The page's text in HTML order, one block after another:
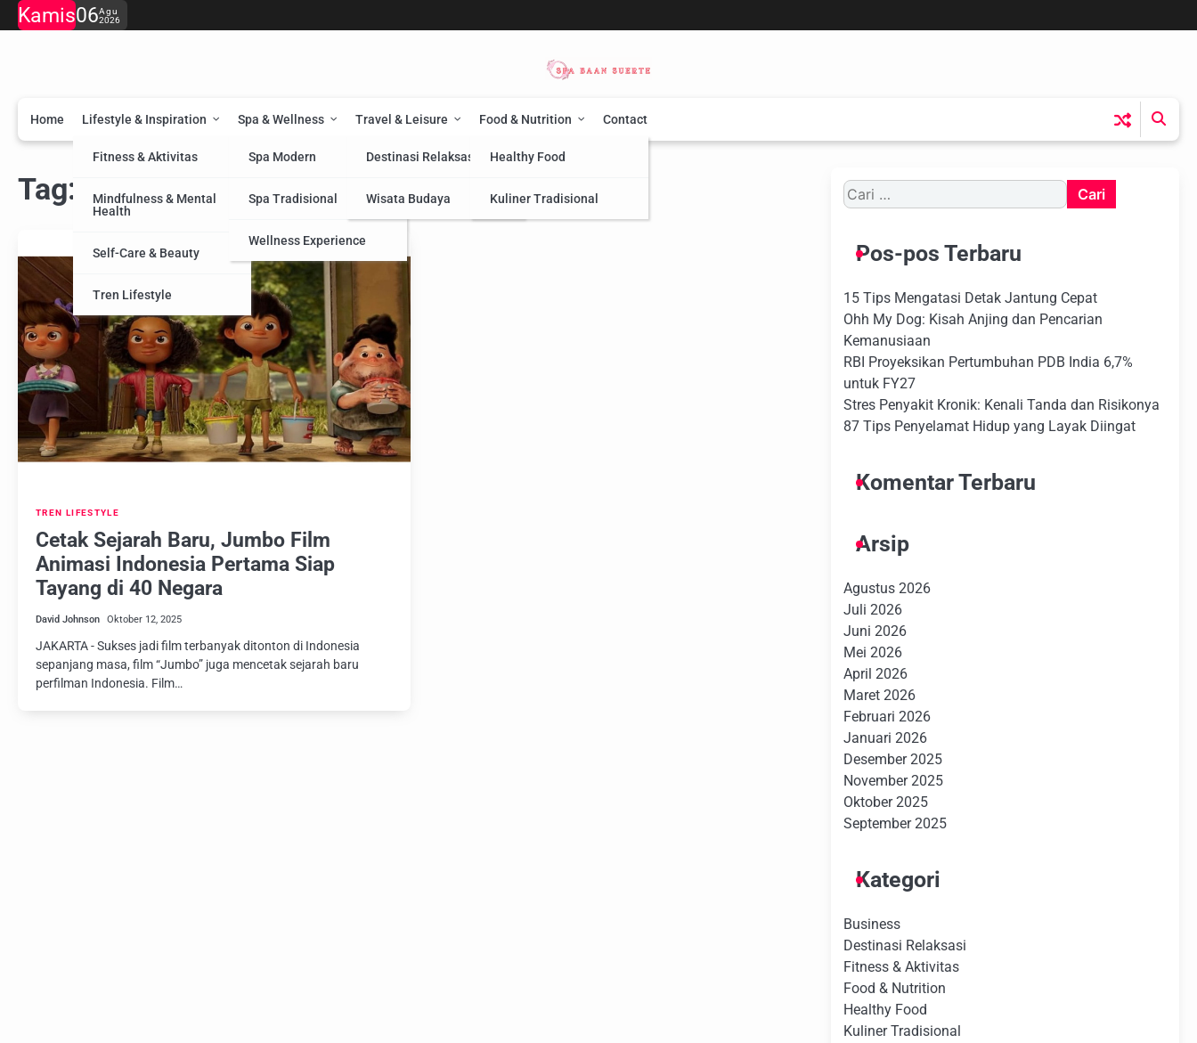
Skip
to
Kamis06Agu
2026
Home Lifestyle & Inspiration
Fitness & Aktivitas
Mindfulness & Mental
Health
Self-Care & Beauty
Tren Lifestyle
Spa & Wellness
Spa Modern
Spa Tradisional
Wellness Experience
Travel & Leisure
Destinasi Relaksasi
Wisata Budaya
Food & Nutrition
Healthy Food
Kuliner Tradisional
Contact
Tag: Film
TREN LIFESTYLE
Cetak Sejarah Baru, Jumbo Film
Animasi Indonesia Pertama Siap
Tayang di 40 Negara
David Johnson Oktober 12, 2025
JAKARTA - Sukses jadi film terbanyak ditonton di Indonesia
sepanjang masa, film “Jumbo” juga mencetak sejarah baru
perfilman Indonesia. Film…
Cari
untuk:
Pos-pos Terbaru
15 Tips Mengatasi Detak Jantung Cepat
Ohh My Dog: Kisah Anjing dan Pencarian
Kemanusiaan
RBI Proyeksikan Pertumbuhan PDB India 6,7%
untuk FY27
Stres Penyakit Kronik: Kenali Tanda dan Risikonya
87 Tips Penyelamat Hidup yang Layak Diingat
Komentar Terbaru
Arsip
Agustus 2026
Juli 2026
Juni 2026
Mei 2026
April 2026
Maret 2026
Februari 2026
Januari 2026
Desember 2025
November 2025
Oktober 2025
September 2025
Kategori
Business
Destinasi Relaksasi
Fitness & Aktivitas
Food & Nutrition
Healthy Food
Kuliner Tradisional